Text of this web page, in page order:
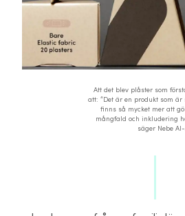
Att det blev plåster som
att: “Det är en produkt som
finns så mycket mer att
mångfald och inkludering
säger Nebe